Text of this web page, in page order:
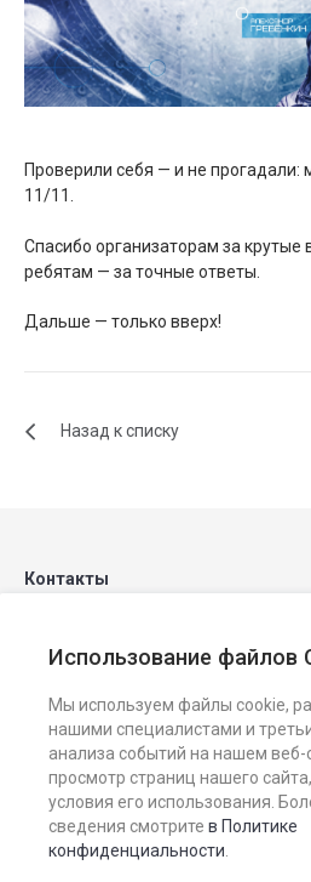
Использование файлов
Мы используем файлы cookie,
нашими специалистами и
анализа событий на нашем
просмотр страниц нашего
условия его использования.
сведения смотрите в Политике
конфиденциальности
Проверили себя — и не прогадали:
11/11.
Спасибо организаторам за
ребятам — за точные ответы.
Дальше — только вверх!
Назад к списку
Контакты
8 (3842) 68-
г. Кемерово, Притомский